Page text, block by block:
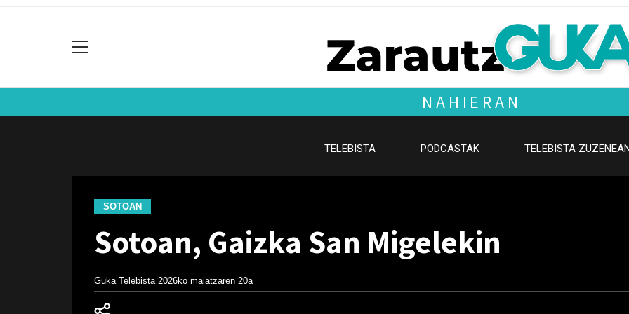
NAHIERAN
TELEBISTA PODCASTAK TELEBISTA
SOTOAN
Sotoan, Gaizka San Migelekin
Guka Telebista 2026ko maiatzaren 20a